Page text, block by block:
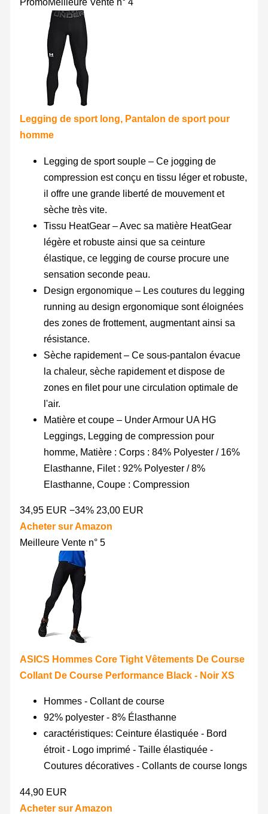
Legging de sport long, Pantalon de sport pour
homme
Legging de sport souple – Ce jogging de
compression est conçu en tissu léger et robuste,
il offre une grande liberté de mouvement et
sèche très vite.
Tissu HeatGear – Avec sa matière HeatGear
légère et robuste ainsi que sa ceinture
élastique, ce legging de course procure une
sensation seconde peau.
Design ergonomique – Les coutures du legging
running au design ergonomique sont éloignées
des zones de frottement, augmentant ainsi sa
résistance.
Sèche rapidement – Ce sous-pantalon évacue
la chaleur, sèche rapidement et dispose de
zones en filet pour une circulation optimale de
l'air.
Matière et coupe – Under Armour UA HG
Leggings, Legging de compression pour
homme, Matière : Corps : 84% Polyester / 16%
Elasthanne, Filet : 92% Polyester / 8%
Elasthanne, Coupe : Compression
34,95 EUR −34% 23,00 EUR
Acheter sur Amazon
Meilleure Vente n° 5
ASICS Hommes Core Tight Vêtements De Course
Collant De Course Performance Black - Noir XS
Hommes - Collant de course
92% polyester - 8% Élasthanne
caractéristiques: Ceinture élastiquée - Bord
étroit - Logo imprimé - Taille élastiquée -
Coutures décoratives - Collants de course longs
44,90 EUR
Acheter sur Amazon